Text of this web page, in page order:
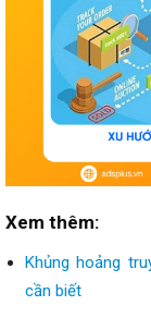
Xem thêm:
Khủng hoảng
cần biết